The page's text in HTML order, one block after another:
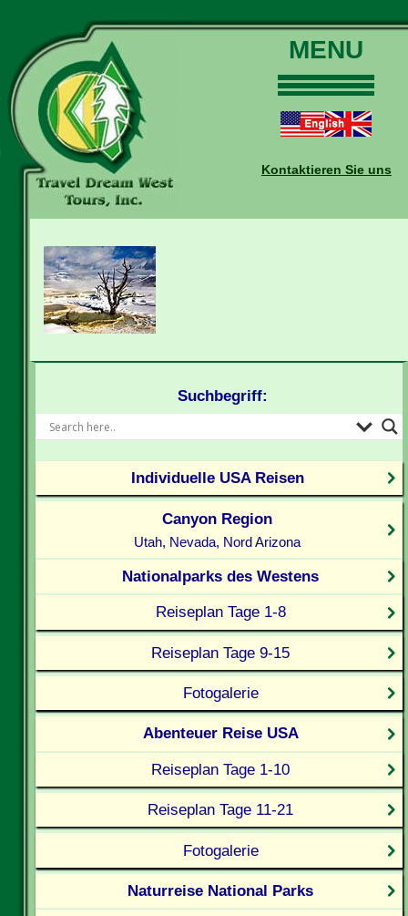
MENU
Touren
Daten und Preise
Buchungen
Kontaktieren Sie uns
Suchbegriff:
Individuelle USA Reisen
Canyon Region
Utah, Nevada, Nord Arizona
Nationalparks des Westens
Reiseplan Tage 1-8
Reiseplan Tage 9-15
Fotogalerie
Abenteuer Reise USA
Reiseplan Tage 1-10
Reiseplan Tage 11-21
Fotogalerie
Naturreise National Parks